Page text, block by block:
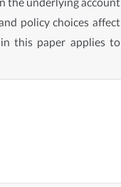
the underlying account
policy choices affect
this paper applies to